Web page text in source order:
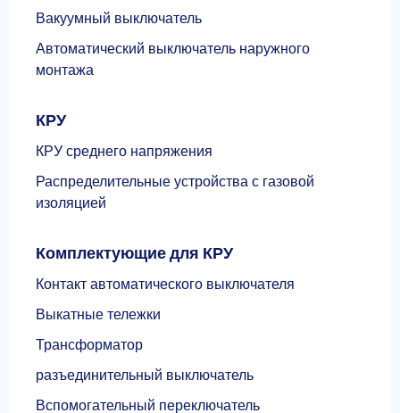
Вакуумный выключатель
Автоматический выключатель наружного
монтажа
КРУ
КРУ среднего напряжения
Распределительные устройства с газовой
изоляцией
Комплектующие для КРУ
Контакт автоматического выключателя
Выкатные тележки
Трансформатор
разъединительный выключатель
Вспомогательный переключатель